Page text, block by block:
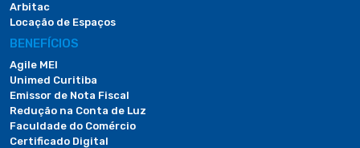
Arbitac
Locação de Espaços
BENEFÍCIOS
Agile MEI
Unimed Curitiba
Emissor de Nota Fiscal
Redução na Conta de Luz
Faculdade do Comércio
Certificado Digital